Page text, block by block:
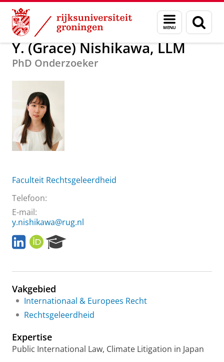
Skip
Content
Skip
Navigation
Menu
en
zoeken
Over ons Y. (Grace) Nishikawa, LLM
Y. (Grace) Nishikawa, LLM
PhD Onderzoeker
Faculteit Rechtsgeleerdheid
Telefoon:
E-mail:
y.nishikawa@rug.nl
L
i
k
d
I
n
O
R
I
e
c
P
t
Vakgebied
Internationaal & Europees Recht
Rechtsgeleerdheid
Expertise
Public International Law, Climate Litigation in Japan